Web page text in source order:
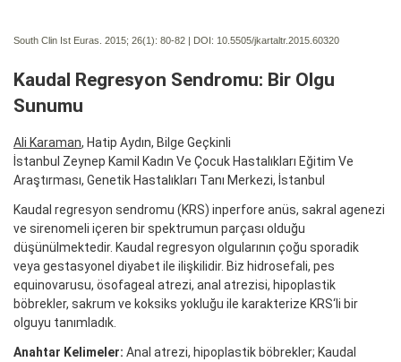
South Clin Ist Euras. 2015; 26(1): 80-82 | DOI: 10.5505/jkartaltr.2015.60320
Kaudal Regresyon Sendromu: Bir Olgu
Sunumu
Ali Karaman, Hatip Aydın, Bilge Geçkinli
İstanbul Zeynep Kamil Kadın Ve Çocuk Hastalıkları Eğitim Ve
Araştırması, Genetik Hastalıkları Tanı Merkezi, İstanbul
Kaudal regresyon sendromu (KRS) inperfore anüs, sakral agenezi
ve sirenomeli içeren bir spektrumun parçası olduğu
düşünülmektedir. Kaudal regresyon olgularının çoğu sporadik
veya gestasyonel diyabet ile ilişkilidir. Biz hidrosefali, pes
equinovarusu, ösofageal atrezi, anal atrezisi, hipoplastik
böbrekler, sakrum ve koksiks yokluğu ile karakterize KRS‘li bir
olguyu tanımladık.
Anahtar Kelimeler: Anal atrezi, hipoplastik böbrekler; Kaudal